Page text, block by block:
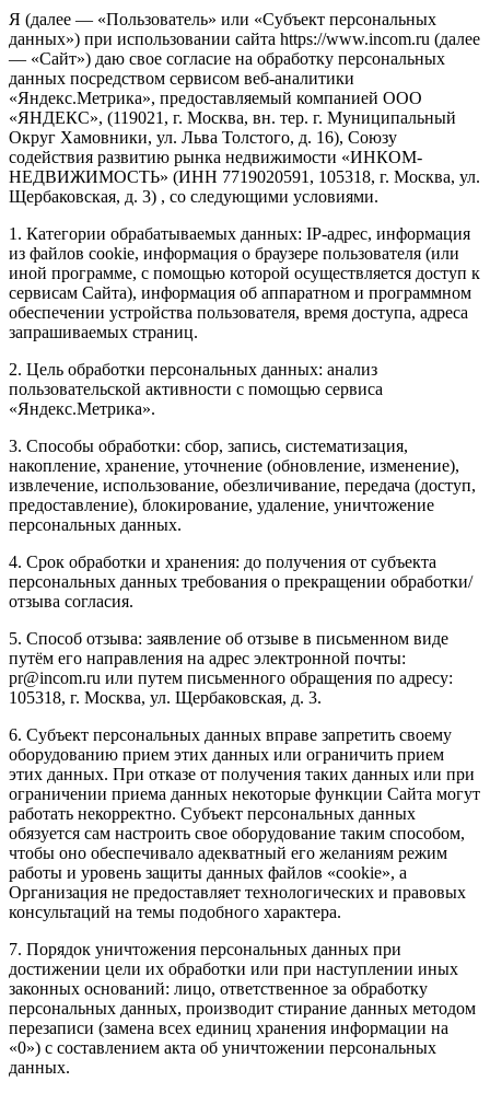
Я (далее — «Пользователь» или «Субъект персональных
данных») при использовании сайта https://www.incom.ru (далее
— «Сайт») даю свое согласие на обработку персональных
данных посредством сервисом веб-аналитики
«Яндекс.Метрика», предоставляемый компанией ООО
«ЯНДЕКС», (119021, г. Москва, вн. тер. г. Муниципальный
Округ Хамовники, ул. Льва Толстого, д. 16), Союзу
содействия развитию рынка недвижимости «ИНКОМ-
НЕДВИЖИМОСТЬ» (ИНН 7719020591, 105318, г. Москва, ул.
Щербаковская, д. 3) , со следующими условиями.
1. Категории обрабатываемых данных: IP-адрес, информация
из файлов cookie, информация о браузере пользователя (или
иной программе, с помощью которой осуществляется доступ к
сервисам Сайта), информация об аппаратном и программном
обеспечении устройства пользователя, время доступа, адреса
запрашиваемых страниц.
2. Цель обработки персональных данных: анализ
пользовательской активности с помощью сервиса
«Яндекс.Метрика».
3. Способы обработки: сбор, запись, систематизация,
накопление, хранение, уточнение (обновление, изменение),
извлечение, использование, обезличивание, передача (доступ,
предоставление), блокирование, удаление, уничтожение
персональных данных.
4. Срок обработки и хранения: до получения от субъекта
персональных данных требования о прекращении обработки/
отзыва согласия.
5. Способ отзыва: заявление об отзыве в письменном виде
путём его направления на адрес электронной почты:
pr@incom.ru или путем письменного обращения по адресу:
105318, г. Москва, ул. Щербаковская, д. 3.
6. Субъект персональных данных вправе запретить своему
оборудованию прием этих данных или ограничить прием
этих данных. При отказе от получения таких данных или при
ограничении приема данных некоторые функции Сайта могут
работать некорректно. Субъект персональных данных
обязуется сам настроить свое оборудование таким способом,
чтобы оно обеспечивало адекватный его желаниям режим
работы и уровень защиты данных файлов «cookie», а
Организация не предоставляет технологических и правовых
консультаций на темы подобного характера.
7. Порядок уничтожения персональных данных при
достижении цели их обработки или при наступлении иных
законных оснований: лицо, ответственное за обработку
персональных данных, производит стирание данных методом
перезаписи (замена всех единиц хранения информации на
«0») с составлением акта об уничтожении персональных
данных.